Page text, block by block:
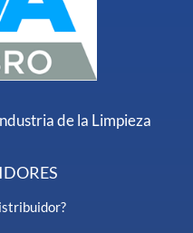
de la Limpieza